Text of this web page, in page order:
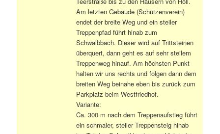
Am letzten Gebäude (Schützenverein)
endet der breite Weg und ein steiler
Treppenpfad führt hinab zum
Schwalbbach. Dieser wird auf Trittsteinen
überquert, dann geht es auf sehr steilem
Treppenweg hinauf. Am höchsten Punkt
halten wir uns rechts und folgen dann dem
breiten Weg beinahe eben bis zurück zum
Parkplatz beim Westfriedhof.
Variante:
Ca. 300 m nach dem Treppenaufstieg führt
ein schmaler, steiler Treppensteig hinab